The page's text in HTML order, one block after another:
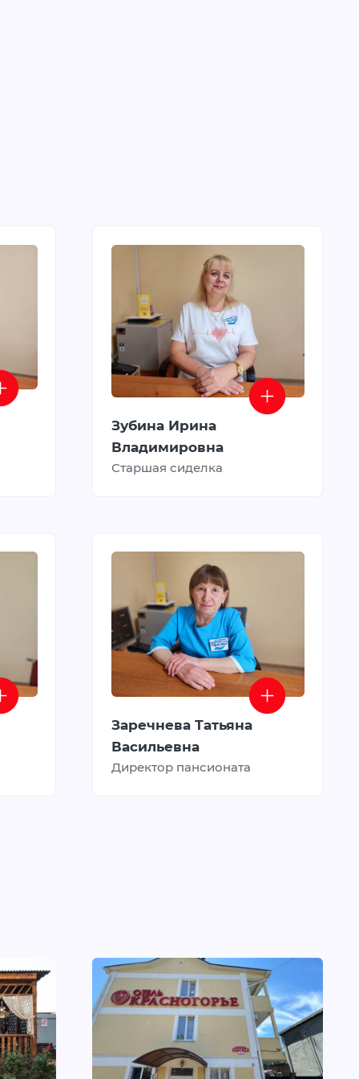
Зубина Ирина
Владимировна
Старшая сиделка
Заречнева Татьяна
Васильевна
Директор пансионата